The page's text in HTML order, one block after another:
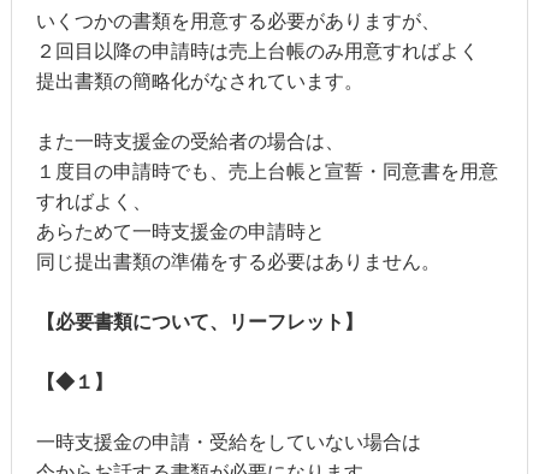
いくつかの書類を用意する必要がありますが、
２回目以降の申請時は売上台帳のみ用意すればよく
提出書類の簡略化がなされています。
また一時支援金の受給者の場合は、
１度目の申請時でも、売上台帳と宣誓・同意書を用意
すればよく、
あらためて一時支援金の申請時と
同じ提出書類の準備をする必要はありません。
【必要書類について、リーフレット】
【◆１】
一時支援金の申請・受給をしていない場合は